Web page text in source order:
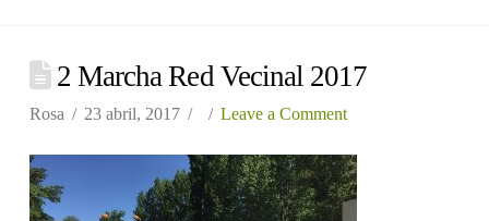
2 Marcha Red Vecinal 2017
Rosa 23 abril, 2017 Leave a Comment